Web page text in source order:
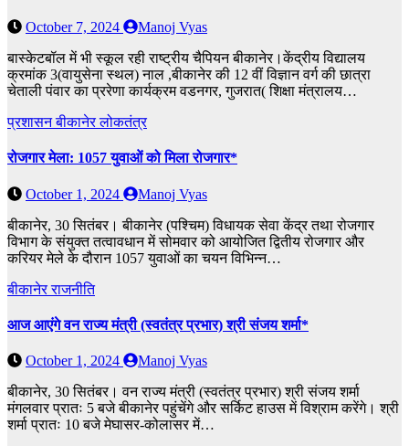
October 7, 2024
Manoj Vyas
बास्केटबॉल में भी स्कूल रही राष्ट्रीय चैपियन बीकानेर।केंद्रीय विद्यालय
क्रमांक 3(वायुसेना स्थल) नाल ,बीकानेर की 12 वीं विज्ञान वर्ग की छात्रा
चेताली पंवार का प्ररेणा कार्यक्रम वडनगर, गुजरात( शिक्षा मंत्रालय…
प्रशासनबीकानेरलोकतंत्र
रोजगार मेला: 1057 युवाओं को मिला रोजगार*
October 1, 2024
Manoj Vyas
बीकानेर, 30 सितंबर। बीकानेर (पश्चिम) विधायक सेवा केंद्र तथा रोजगार
विभाग के संयुक्त तत्वावधान में सोमवार को आयोजित द्वितीय रोजगार और
करियर मेले के दौरान 1057 युवाओं का चयन विभिन्न…
बीकानेरराजनीति
आज आएंगे वन राज्य मंत्री (स्वतंत्र प्रभार) श्री संजय शर्मा*
October 1, 2024
Manoj Vyas
बीकानेर, 30 सितंबर। वन राज्य मंत्री (स्वतंत्र प्रभार) श्री संजय शर्मा
मंगलवार प्रातः 5 बजे बीकानेर पहुंचेंगे और सर्किट हाउस में विश्राम करेंगे। श्री
शर्मा प्रातः 10 बजे मेघासर-कोलासर में…